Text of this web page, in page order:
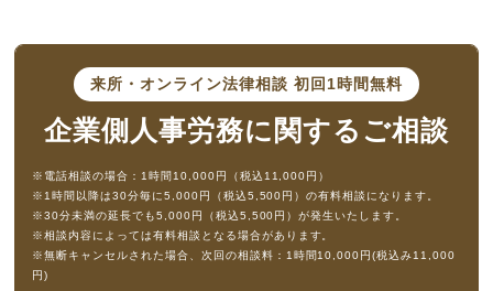
来所・オンライン法律相談 初回1時間無料
企業側人事労務に 関するご相談
※電話相談の場合：1時間10,000円（税込11,000円）
※1時間以降は30分毎に5,000円（税込5,500円）の有料相談になります。
※30分未満の延長でも5,000円（税込5,500円）が発生いたします。
※相談内容によっては有料相談となる場合があります。
※無断キャンセルされた場合、次回の相談料：1時間10,000円(税込み11,000
円)